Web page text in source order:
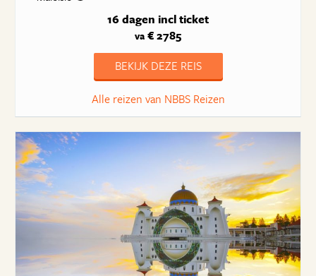
16 dagen incl ticket
va € 2785
BEKIJK DEZE REIS
Alle reizen van NBBS Reizen